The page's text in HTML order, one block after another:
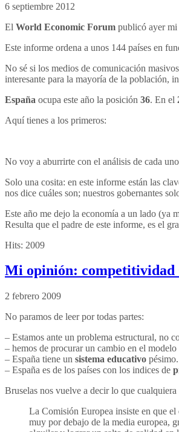
6 septiembre 2012
El World Economic Forum publicó ayer
Este informe ordena a unos 144 países en
No sé si los medios de comunicación
interesante para la mayoría de la población,
España ocupa este año la posición 36. En el
Aquí tienes a los primeros:
No voy a aburrirte con el análisis de cada
Solo una cosita: en este informe están las
nos dice cuáles son; nuestros gobernantes
Este año me dejo la economía a un lado (ya
Resulta que el padre de este informe, es el
Hits: 2009
Mi opinión: competitividad
2 febrero 2009
No paramos de leer por todas partes:
– Estamos ante un problema estructural, no
– hemos de procurar un cambio en el
– España tiene un sistema educativo
– España es de los países con los indices de
Bruselas nos vuelve a decir lo que
La Comisión Europea insiste en que
muy por debajo de la media europea,